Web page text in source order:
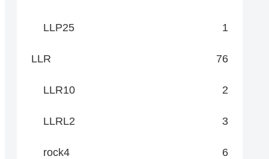
LLP25 1
LLR 76
LLR10 2
LLRL2 3
rock4 6